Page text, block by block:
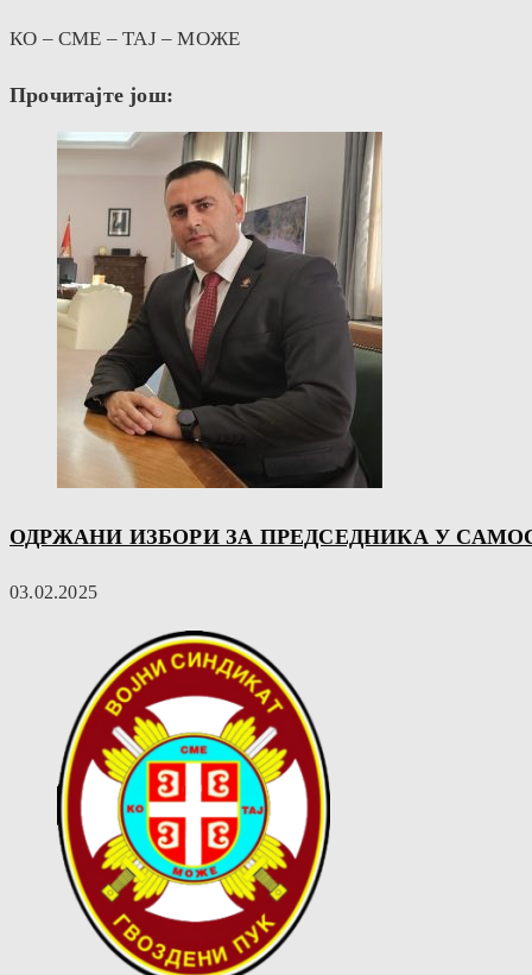
КО – СМЕ – ТАЈ – МОЖЕ
Прочитајте још:
ОДРЖАНИ ИЗБОРИ ЗА ПРЕДСЕДНИКА У
03.02.2025